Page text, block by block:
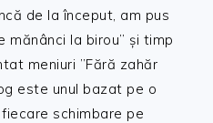
de la început, am pus
mănânci la birou” și timp
meniuri ”Fără zahăr
este unul bazat pe o
schimbare pe